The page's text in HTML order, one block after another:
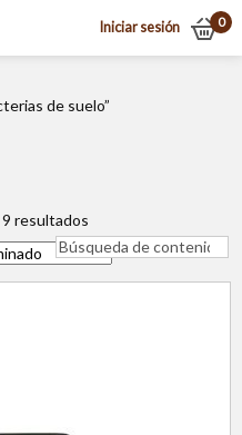
Iniciar sesión 0
de suelo”
resultados